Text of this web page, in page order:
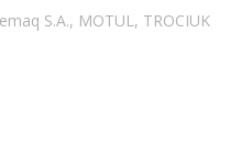
S.A., MOTUL, TROCIUK